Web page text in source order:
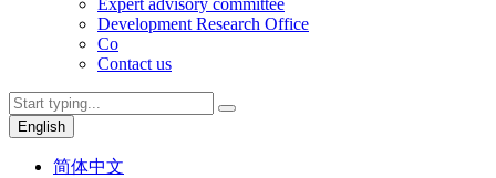
Expert advisory committee
Development Research Office
Co
Contact us
English
简体中文